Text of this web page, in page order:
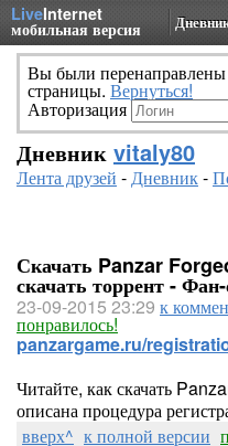
LiveInternet
мобильная версия
Вы были
страницы. Вернуться!
Авторизация
Дневник vitaly80
Лента друзей -Дневник-
Скачать Panzar
скачать торрент -
23-09-2015 23:29 к
понравилось!
panzargame.ru/
Читайте, как скачать
описана процедура
вверх^ к полной версии